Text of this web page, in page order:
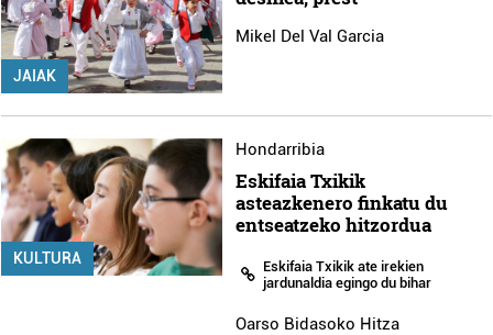
JAIAK
Mikel Del Val Garcia
KULTURA
Hondarribia
Eskifaia Txikik
asteazkenero finkatu du
entseatzeko hitzordua
Eskifaia Txikik ate irekien
jardunaldia egingo du bihar
Oarso Bidasoko Hitza